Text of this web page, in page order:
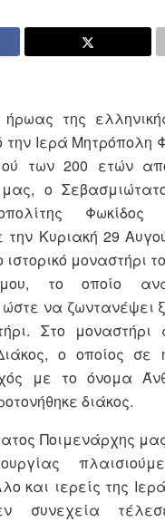
της
την Ιερά Μητρόπολη
των 200 ετών
ο
Φωκίδος
την Κυριακή 29
ιστορικό μοναστήρι
το οποίο
να ζωντανέψει
Στο
ο οποίος σε
με το όνομα
διάκος.
Ποιμενάρχης
και ιερείς της
συνεχεία